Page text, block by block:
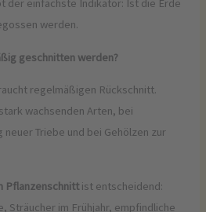
der einfachste Indikator: Ist die Erde
werden.
geschnitten werden?
regelmäßigen Rückschnitt.
wachsenden Arten, bei
Triebe und bei Gehölzen zur
Pflanzenschnitt ist entscheidend:
Sträucher im Frühjahr, empfindliche